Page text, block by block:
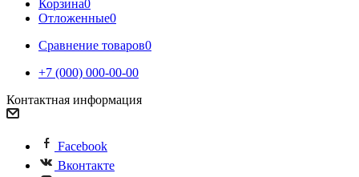
Корзина0
Отложенные0
Сравнение товаров0
+7 (000) 000-00-00
Контактная информация
Facebook
Вконтакте